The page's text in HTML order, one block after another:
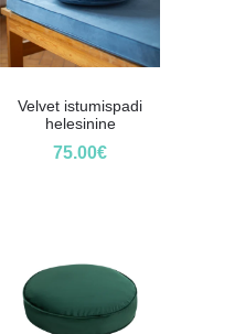
Velvet istumispadi
helesinine
75.00€